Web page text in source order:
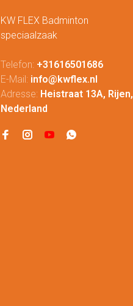
KW FLEX Badminton
speciaalzaak
Telefon: +31616501686
E-Mail: info@kwflex.nl
Adresse: Heistraat 13A, Rijen,
Nederland